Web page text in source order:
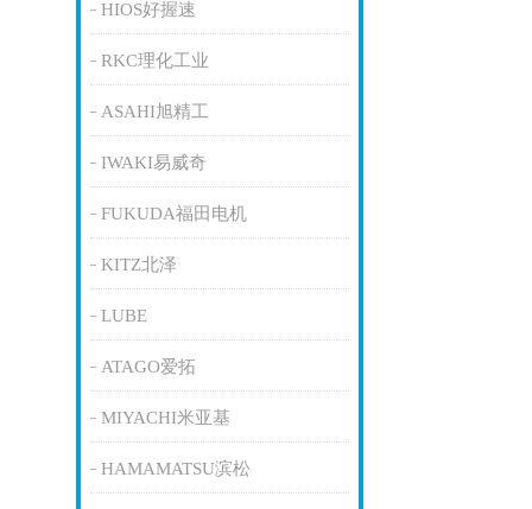
HIOS好握速
RKC理化工业
ASAHI旭精工
IWAKI易威奇
FUKUDA福田电机
KITZ北泽
LUBE
ATAGO爱拓
MIYACHI米亚基
HAMAMATSU滨松